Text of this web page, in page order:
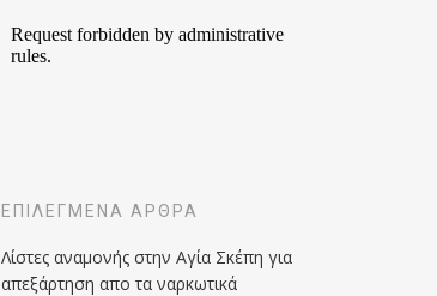
ΕΠΙΛΕΓΜΈΝΑ ΆΡΘΡΑ
Λίστες αναμονής στην Αγία Σκέπη για
απεξάρτηση απο τα ναρκωτικά